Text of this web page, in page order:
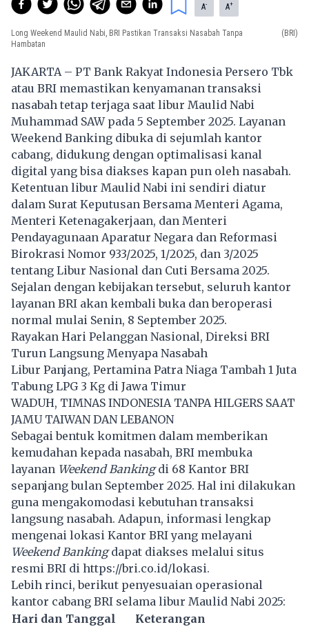
A- A+
Long Weekend Maulid Nabi, BRI Pastikan Transaksi Nasabah Tanpa
Hambatan
(BRI)
JAKARTA – PT Bank Rakyat Indonesia Persero Tbk
atau BRI memastikan kenyamanan transaksi
nasabah tetap terjaga saat libur Maulid Nabi
Muhammad SAW pada 5 September 2025. Layanan
Weekend Banking dibuka di sejumlah kantor
cabang, didukung dengan optimalisasi kanal
digital yang bisa diakses kapan pun oleh nasabah.
Ketentuan libur Maulid Nabi ini sendiri diatur
dalam Surat Keputusan Bersama Menteri Agama,
Menteri Ketenagakerjaan, dan Menteri
Pendayagunaan Aparatur Negara dan Reformasi
Birokrasi Nomor 933/2025, 1/2025, dan 3/2025
tentang Libur Nasional dan Cuti Bersama 2025.
Sejalan dengan kebijakan tersebut, seluruh kantor
layanan BRI akan kembali buka dan beroperasi
normal mulai Senin, 8 September 2025.
Rayakan Hari Pelanggan Nasional, Direksi BRI
Turun Langsung Menyapa Nasabah
Libur Panjang, Pertamina Patra Niaga Tambah 1 Juta
Tabung LPG 3 Kg di Jawa Timur
WADUH, TIMNAS INDONESIA TANPA HILGERS SAAT
JAMU TAIWAN DAN LEBANON
Sebagai bentuk komitmen dalam memberikan
kemudahan kepada nasabah, BRI membuka
layanan Weekend Bankingdi 68 Kantor BRI
sepanjang bulan September 2025. Hal ini dilakukan
guna mengakomodasi kebutuhan transaksi
langsung nasabah. Adapun, informasi lengkap
mengenai lokasi Kantor BRI yang melayani
Weekend Bankingdapat diakses melalui situs
resmi BRI di https://bri.co.id/lokasi.
Lebih rinci, berikut penyesuaian operasional
kantor cabang BRI selama libur Maulid Nabi 2025:
Hari dan Tanggal
Keterangan